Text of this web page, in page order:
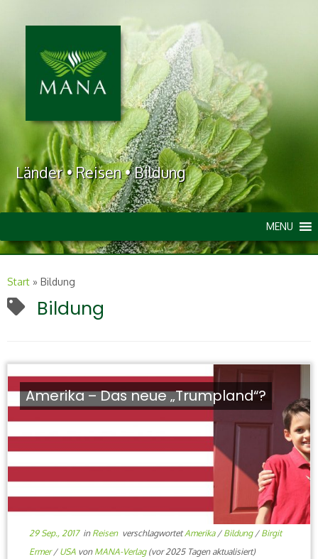
Länder • Reisen • Bildung
MENU
Start » Bildung
Bildung
Amerika – Das neue „Trumpland“?
29 Sep., 2017in Reisen verschlagwortetAmerika / Bildung / Birgit
Ermer/ USA von MANA-Verlag(vor 2025 Tagen aktualisiert)